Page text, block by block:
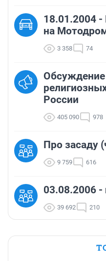
18.01.2004
на
3 358 74
России
405 090 978
Про засаду
9 759 616
03.08.2006
39 692 210